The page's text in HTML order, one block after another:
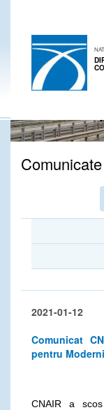
Comunicate
2021-01-12
Comunicat
pentru
CNAIR a